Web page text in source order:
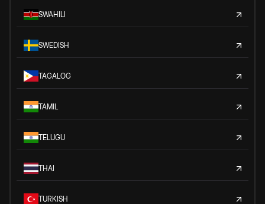
SWAHILI
SWEDISH
TAGALOG
TAMIL
TELUGU
THAI
TURKISH